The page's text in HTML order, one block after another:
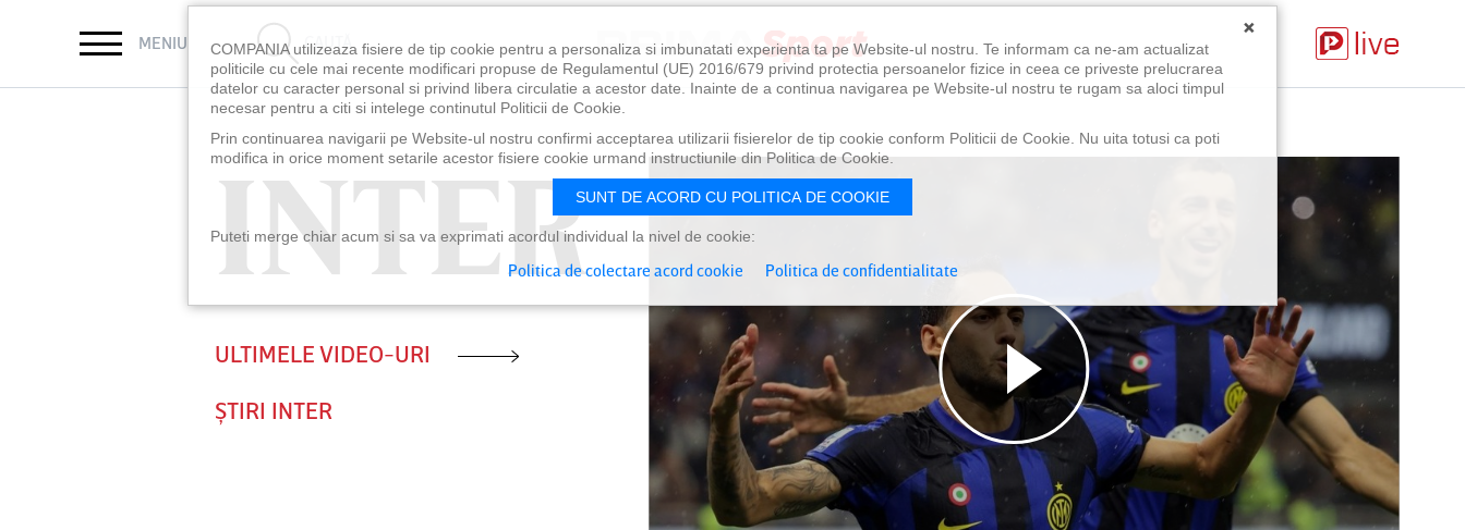
MENIU CAUTĂ
INTER
INTER
ULTIMELE VIDEO-URI
ȘTIRI INTER
×
COMPANIA utilizeaza fisiere de tip cookie pentru a personaliza si imbunatati experienta ta pe Website-ul nostru. Te informam ca ne-am actualizat
politicile cu cele mai recente modificari propuse de Regulamentul (UE) 2016/679 privind protectia persoanelor fizice in ceea ce priveste prelucrarea
datelor cu caracter personal si privind libera circulatie a acestor date. Inainte de a continua navigarea pe Website-ul nostru te rugam sa aloci timpul
necesar pentru a citi si intelege continutul Politicii de Cookie.
Prin continuarea navigarii pe Website-ul nostru confirmi acceptarea utilizarii fisierelor de tip cookie conform Politicii de Cookie. Nu uita totusi ca poti
modifica in orice moment setarile acestor fisiere cookie urmand instructiunile din Politica de Cookie.
SUNT DE ACORD CU POLITICA DE COOKIE
Puteti merge chiar acum si sa va exprimati acordul individual la nivel de cookie:
Politica de colectare acord cookie Politica de confidentialitate